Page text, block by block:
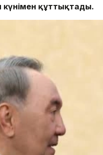
күнімен құттықтады.